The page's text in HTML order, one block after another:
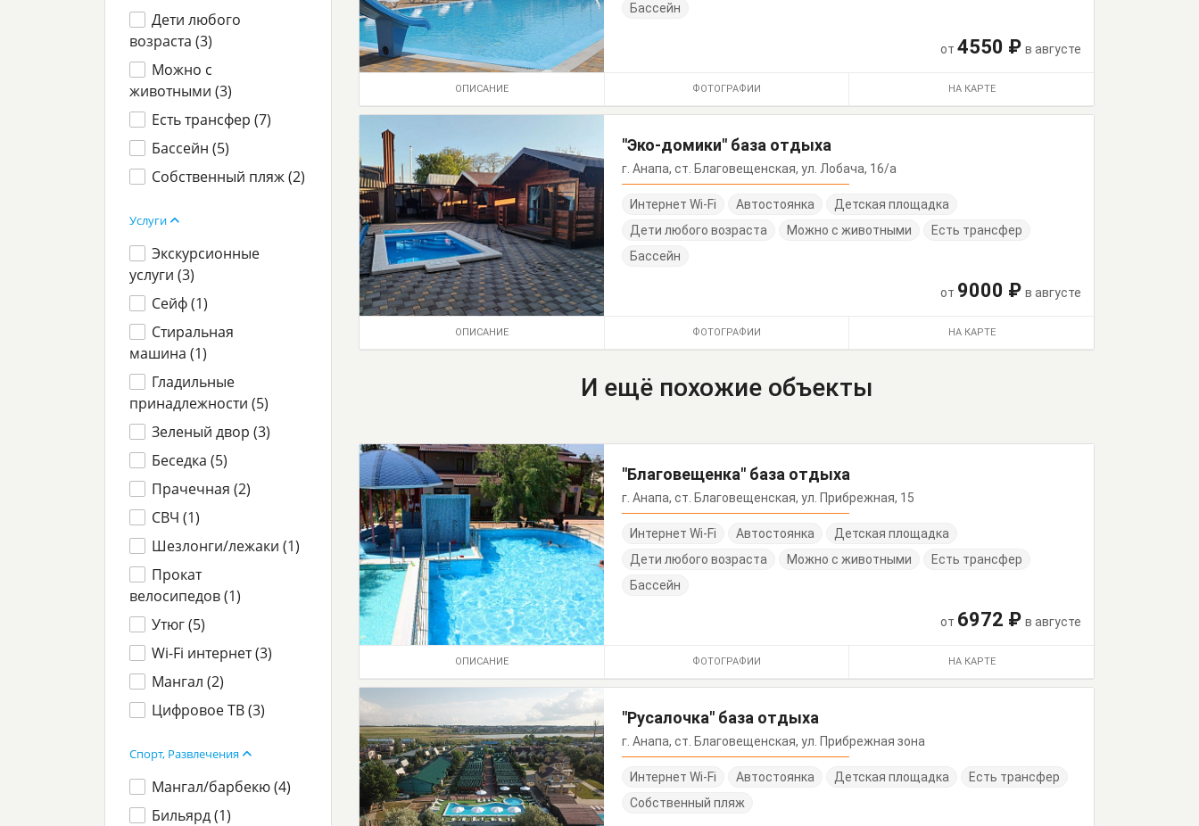
Бассейн
от 4550 ₽ в августе
ОПИСАНИЕ ФОТОГРАФИИ НА КАРТЕ
"Эко-домики" база отдыха
г. Анапа, ст. Благовещенская, ул. Лобача, 16/а
Интернет Wi-Fi Автостоянка
Детская площадка
Дети любого возраста
Можно с животными
Есть трансфер
Бассейн
от 9000 ₽ в августе
ОПИСАНИЕ ФОТОГРАФИИ НА КАРТЕ
И ещё похожие объекты
"Благовещенка" база отдыха
г. Анапа, ст. Благовещенская, ул. Прибрежная, 15
Интернет Wi-Fi Автостоянка
Детская площадка
Дети любого возраста
Можно с животными
Есть трансфер
Бассейн
от 6972 ₽ в августе
ОПИСАНИЕ ФОТОГРАФИИ НА КАРТЕ
"Русалочка" база отдыха
г. Анапа, ст. Благовещенская, ул. Прибрежная зона
Интернет Wi-Fi Автостоянка Детская площадка
Есть трансфер
Собственный пляж
Дети любого
возраста (3)
Можно с
животными (3)
Есть трансфер (7)
Бассейн (5)
Собственный пляж (2)
Услуги
Экскурсионные
услуги (3)
Сейф (1)
Стиральная
машина (1)
Гладильные
принадлежности (5)
Зеленый двор (3)
Беседка (5)
Прачечная (2)
СВЧ (1)
Шезлонги/лежаки (1)
Прокат
велосипедов (1)
Утюг (5)
Wi-Fi интернет (3)
Мангал (2)
Цифровое ТВ (3)
Спорт, Развлечения
Мангал/барбекю (4)
Бильярд (1)